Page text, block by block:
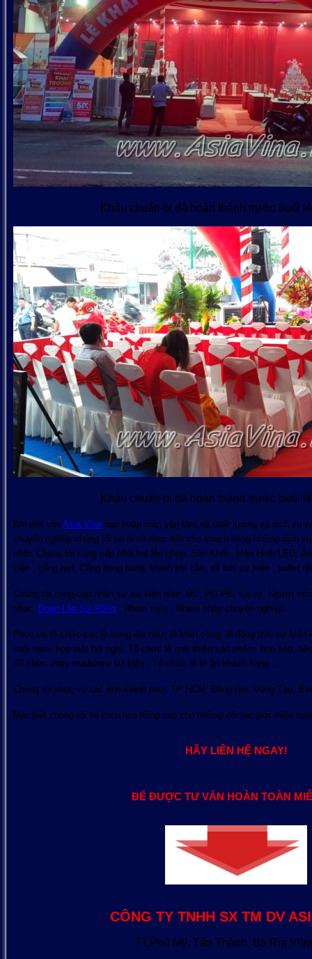
Khâu chuẩn bị đã hoàn thành trước buổi
Khâu chuẩn bị đã hoàn thành trước buổi
Khi đến với Asia Vina bạn hoàn toàn yên tâm về chất lượng và dịch vụ
chuyên nghiệp chúng tôi tin là sẽ đem đến cho khách hàng những dịch
nhất. Chúng tôi cung cấp Nhà bạt lắp ghép, Sân Khấu, Màn Hình LED,
kiện , cổng hơi, Cổng bong bóng, khinh khí cầu, rối hơi sự kiện , pallet
Chúng tôi cung cấp nhân sự sự kiện như: MC, PG PB, Ca sỹ, Người
nhạc, Đoàn Lân Sư Rồng , Nhóm múa , Nhóm nhảy chuyên nghiệp….
Phục vụ tổ chức các lễ trọng đại như: lễ khởi công, lễ động thổ, sự kiện
cuối năm, họp mặt hội nghị, Tổ chức lễ giới thiệu sản phẩm, họp báo,
Tổ chức chạy roadshow sự kiện , Tổ chức lễ tri ân khách hàng …..
Chúng tôi phục vụ các tỉnh thành như: TP HCM, Đồng Nai, Vũng Tàu,
Đặc biệt chúng tôi sẽ trích hoa hồng cao cho những đối tác giới thiệu
HÃY LIÊN HỆ NGAY!
ĐỂ ĐƯỢC TƯ VẤN HOÀN TOÀN
CÔNG TY TNHH SX TM DV
TT.Phú Mỹ, Tân Thành, Bà Rịa